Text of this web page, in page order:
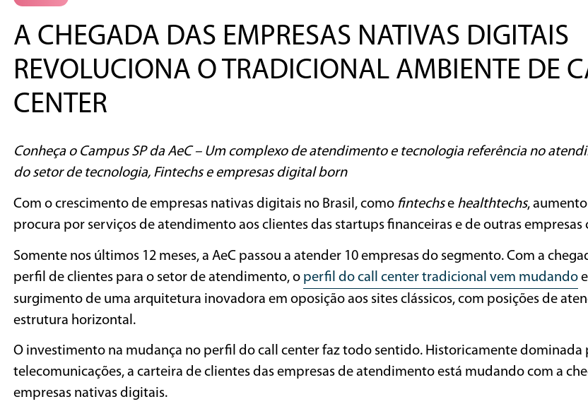
A CHEGADA DAS EMPRESAS NATIVAS DIGITAIS
REVOLUCIONA O TRADICIONAL AMBIENTE DE
CENTER
Conheça o Campus SP da AeC – Um complexo de atendimento e tecnologia referência no
do setor de tecnologia, Fintechs e empresas digital born
Com o crescimento de empresas nativas digitais no Brasil, como fintechse healthtechs,
procura por serviços de atendimento aos clientes das startups financeiras e de outras empresas
Somente nos últimos 12 meses, a AeC passou a atender 10 empresas do segmento. Com a
perfil de clientes para o setor de atendimento, o perfil do call center tradicional vem mudando
surgimento de uma arquitetura inovadora em oposição aos sites clássicos, com posições de
estrutura horizontal.
O investimento na mudança no perfil do call center faz todo sentido. Historicamente dominada
telecomunicações, a carteira de clientes das empresas de atendimento está mudando com a
empresas nativas digitais.